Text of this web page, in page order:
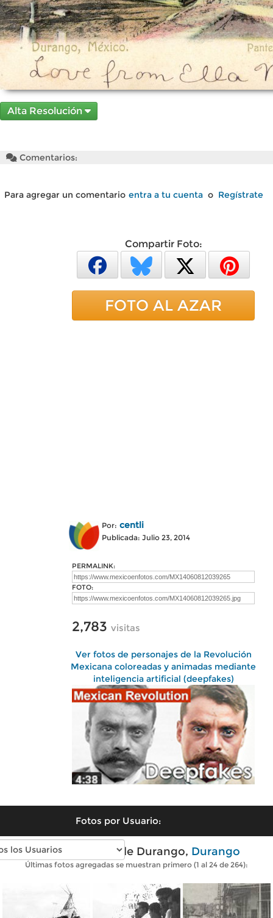
Alta Resolución
Comentarios:
Para agregar un comentario entra a tu cuenta o Regístrate
Compartir Foto:
FOTO AL AZAR
Por: centli
Publicada: Julio 23, 2014
PERMALINK:
FOTO:
2,783 visitas
Ver fotos de personajes de la Revolución
Mexicana coloreadas y animadas mediante
inteligencia artificial (deepfakes)
Fotos por Usuario:
Fotos antiguas de Durango, Durango
Últimas fotos agregadas se muestran primero (1 al 24 de 264):